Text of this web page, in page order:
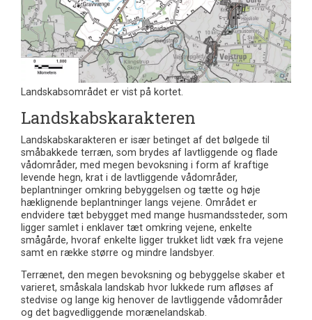
Landskabsområdet er vist på kortet.
Landskabskarakteren
Landskabskarakteren er især betinget af det bølgede til
småbakkede terræn, som brydes af lavtliggende og flade
vådområder, med megen bevoksning i form af kraftige
levende hegn, krat i de lavtliggende vådområder,
beplantninger omkring bebyggelsen og tætte og høje
hæklignende beplantninger langs vejene. Området er
endvidere tæt bebygget med mange husmandssteder, som
ligger samlet i enklaver tæt omkring vejene, enkelte
smågårde, hvoraf enkelte ligger trukket lidt væk fra vejene
samt en række større og mindre landsbyer.
Terrænet, den megen bevoksning og bebyggelse skaber et
varieret, småskala landskab hvor lukkede rum afløses af
stedvise og lange kig henover de lavtliggende vådområder
og det bagvedliggende morænelandskab.